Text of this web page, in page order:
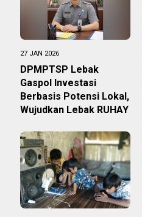
27 JAN 2026
DPMPTSP Lebak
Gaspol Investasi
Berbasis Potensi Lokal,
Wujudkan Lebak RUHAY